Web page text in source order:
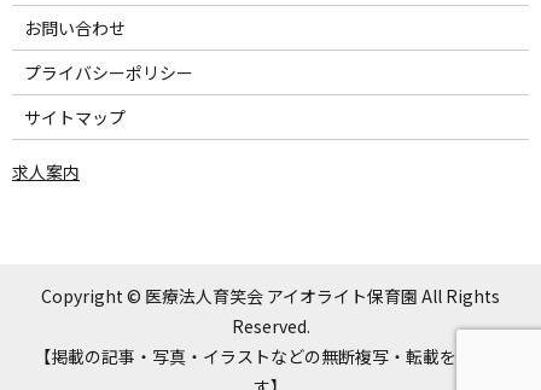
お問い合わせ
プライバシーポリシー
サイトマップ
求人案内
Copyright © 医療法人育笑会 アイオライト保育園 All Rights
Reserved.
【掲載の記事・写真・イラストなどの無断複写・転載を禁じま